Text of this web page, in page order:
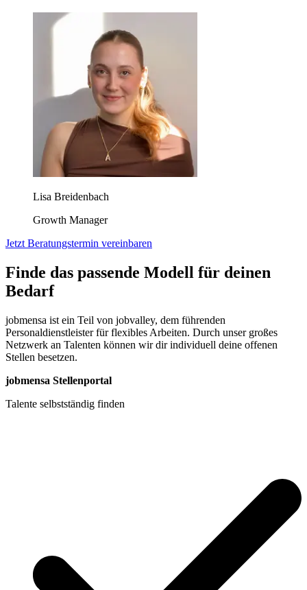
Lisa Breidenbach
Growth Manager
Jetzt Beratungstermin vereinbaren
Finde das passende Modell für deinen
Bedarf
jobmensa ist ein Teil von jobvalley, dem führenden
Personaldienstleister für flexibles Arbeiten. Durch unser großes
Netzwerk an Talenten können wir dir individuell deine offenen
Stellen besetzen.
jobmensa Stellenportal
Talente selbstständig finden